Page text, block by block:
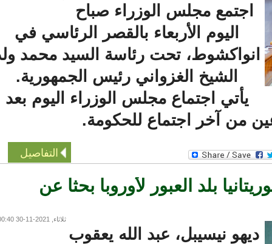
اجتمع مجلس الوزراء صباح
اليوم الأربعاء بالقصر الرئاسي في
تحت رئاسة السيد محمد ولد
الشيخ الغزواني رئيس الجمهورية.
يأتي اجتماع مجلس الوزراء اليوم بعد
من آخر اجتماع للحكومة.
التفاصيل
بلد العبور لأوروبا بحثا عن
ثلاثاء, 2021-11-30 00:40
ديهو نيسيبل، عبد الله يعقوب